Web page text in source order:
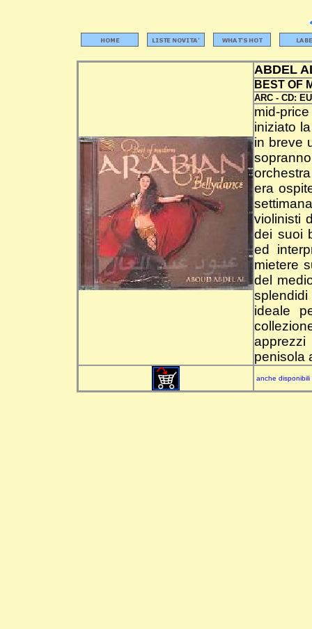
ABDEL
BEST OF
ARC - CD:
mid-
iniziato
in breve
era
violinisti
dei suoi
ed
mietere
del
ideale
penisola
anche disponibili